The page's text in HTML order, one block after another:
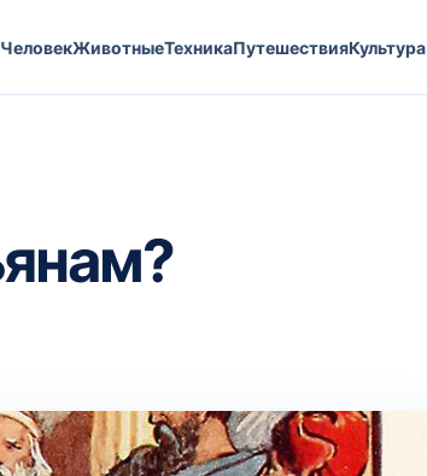
ЧеловекЖивотныеТехникаПутешествияКультура